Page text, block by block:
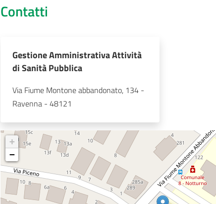
Contatti
Gestione Amministrativa Attività
di Sanità Pubblica
Via Fiume Montone abbandonato, 134 -
Ravenna - 48121
+
−